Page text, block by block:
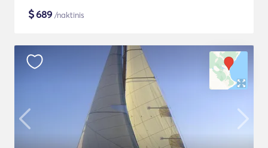
$689 /naktinis